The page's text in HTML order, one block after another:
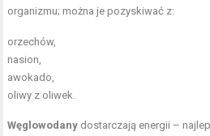
organizmu; można je pozyskiwać z:
orzechów,
nasion,
awokado,
oliwy z oliwek.
Węglowodany dostarczają energii –